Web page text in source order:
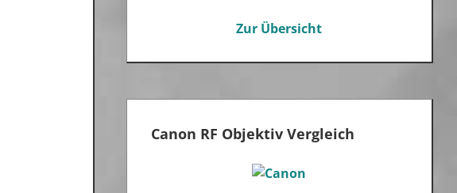
Zur Übersicht
Canon RF Objektiv Vergleich